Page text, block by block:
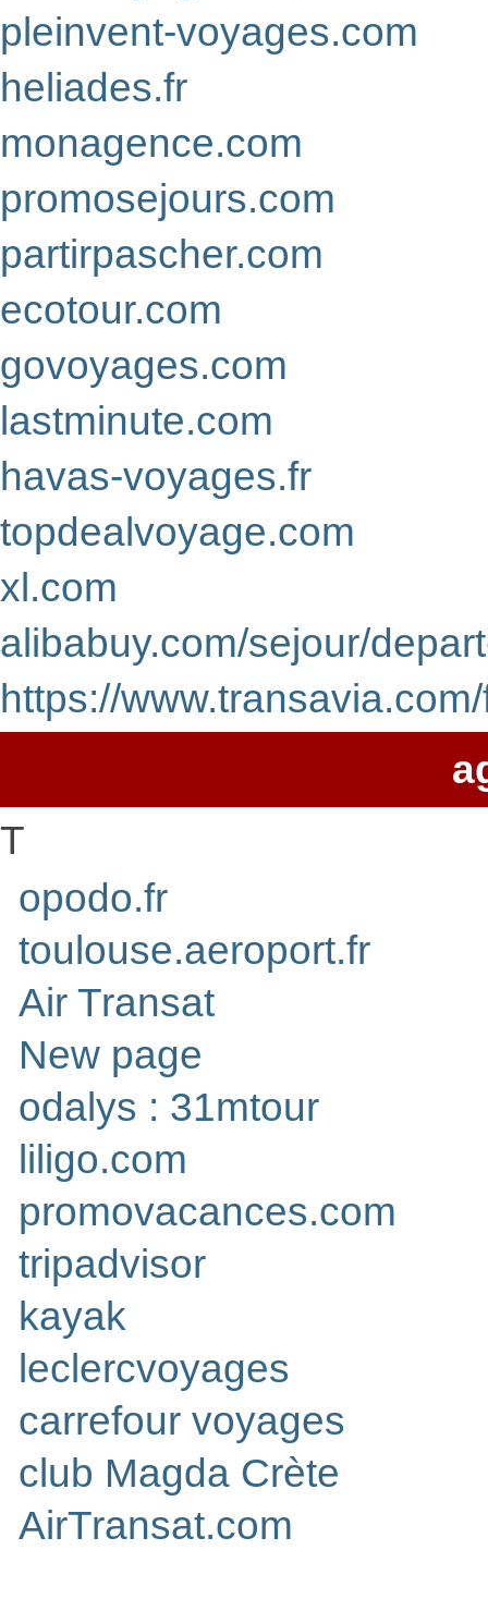
pleinvent-voyages.com
heliades.fr
monagence.com
promosejours.com
partirpascher.com
ecotour.com
govoyages.com
lastminute.com
havas-voyages.fr
topdealvoyage.com
xl.com
alibabuy.com/sejour/
https://
T
opodo.fr
toulouse.aeroport.fr
Air Transat
New page
odalys : 31mtour
liligo.com
promovacances.com
tripadvisor
kayak
leclercvoyages
carrefour voyages
club Magda Crète
AirTransat.com